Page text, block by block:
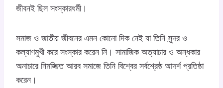
জীবনই ছিল সংস্কারধর্মী।
সমাজ ও জাতীয় জীবনের এমন কোনো দিক নেই যা তিনি সুন্দর ও
কল্যাণমুখী করে সংস্কার করেন নি। সামাজিক অত্যাচার ও অন্ধকার
অনাচারে নিমজ্জিত আরব সমাজে তিনি বিশ্বের সর্বশ্রেষ্ঠ আদর্শ প্রতিষ্ঠা
করেন।